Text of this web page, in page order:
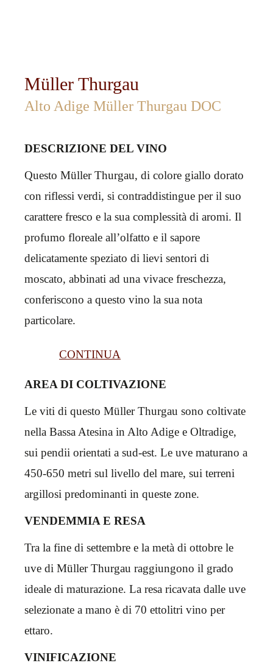
Müller Thurgau
Alto Adige Müller Thurgau DOC
DESCRIZIONE DEL VINO
Questo Müller Thurgau, di colore giallo dorato
con riflessi verdi, si contraddistingue per il suo
carattere fresco e la sua complessità di aromi. Il
profumo floreale all’olfatto e il sapore
delicatamente speziato di lievi sentori di
moscato, abbinati ad una vivace freschezza,
conferiscono a questo vino la sua nota
particolare.
CONTINUA
AREA DI COLTIVAZIONE
Le viti di questo Müller Thurgau sono coltivate
nella Bassa Atesina in Alto Adige e Oltradige,
sui pendii orientati a sud-est. Le uve maturano a
450-650 metri sul livello del mare, sui terreni
argillosi predominanti in queste zone.
VENDEMMIA E RESA
Tra la fine di settembre e la metà di ottobre le
uve di Müller Thurgau raggiungono il grado
ideale di maturazione. La resa ricavata dalle uve
selezionate a mano è di 70 ettolitri vino per
ettaro.
VINIFICAZIONE